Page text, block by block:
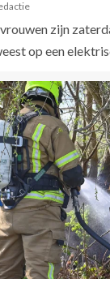
zijn
op een